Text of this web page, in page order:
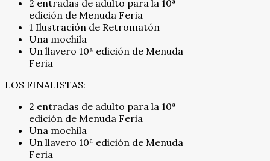
2 entradas de adulto para la 10ª
edición de Menuda Feria
1 Ilustración de Retromatón
Una mochila
Un llavero 10ª edición de Menuda
Feria
LOS FINALISTAS:
2 entradas de adulto para la 10ª
edición de Menuda Feria
Una mochila
Un llavero 10ª edición de Menuda
Feria